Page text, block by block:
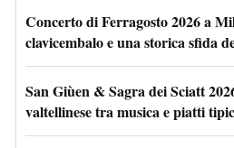
Concerto di Ferragosto 2026 a
clavicembalo e una storica sfida
San Giùen & Sagra dei Sciatt
valtellinese tra musica e piatti